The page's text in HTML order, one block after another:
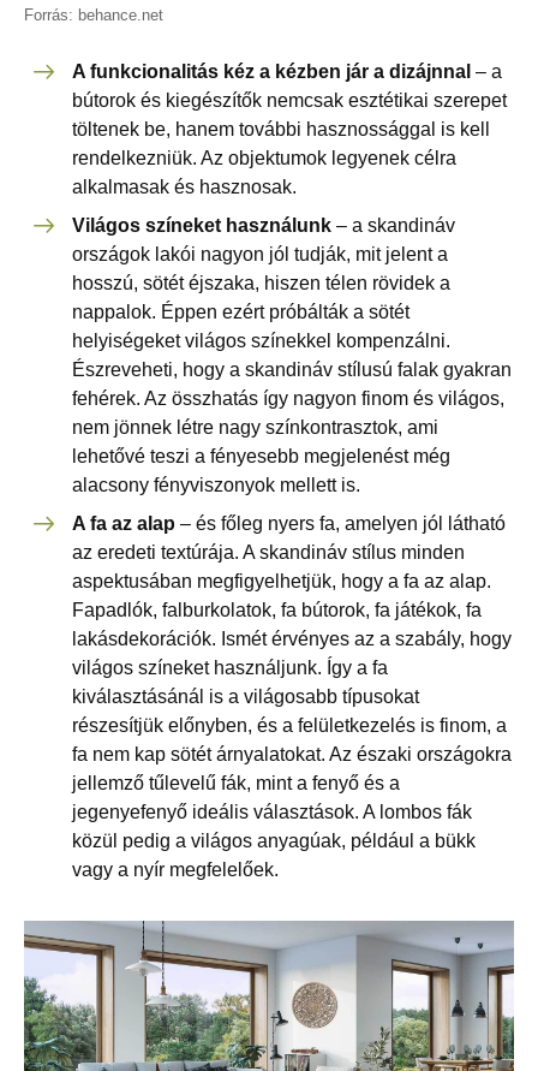
Forrás: behance.net
A funkcionalitás kéz a kézben jár a dizájnnal – a
bútorok és kiegészítők nemcsak esztétikai szerepet
töltenek be, hanem további hasznossággal is kell
rendelkezniük. Az objektumok legyenek célra
alkalmasak és hasznosak.
Világos színeket használunk – a skandináv
országok lakói nagyon jól tudják, mit jelent a
hosszú, sötét éjszaka, hiszen télen rövidek a
nappalok. Éppen ezért próbálták a sötét
helyiségeket világos színekkel kompenzálni.
Észreveheti, hogy a skandináv stílusú falak gyakran
fehérek. Az összhatás így nagyon finom és világos,
nem jönnek létre nagy színkontrasztok, ami
lehetővé teszi a fényesebb megjelenést még
alacsony fényviszonyok mellett is.
A fa az alap – és főleg nyers fa, amelyen jól látható
az eredeti textúrája. A skandináv stílus minden
aspektusában megfigyelhetjük, hogy a fa az alap.
Fapadlók, falburkolatok, fa bútorok, fa játékok, fa
lakásdekorációk. Ismét érvényes az a szabály, hogy
világos színeket használjunk. Így a fa
kiválasztásánál is a világosabb típusokat
részesítjük előnyben, és a felületkezelés is finom, a
fa nem kap sötét árnyalatokat. Az északi országokra
jellemző tűlevelű fák, mint a fenyő és a
jegenyefenyő ideális választások. A lombos fák
közül pedig a világos anyagúak, például a bükk
vagy a nyír megfelelőek.